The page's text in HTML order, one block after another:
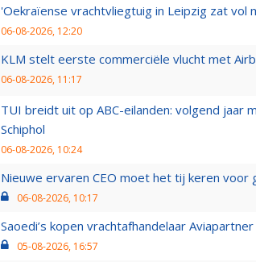
'Oekraïense vrachtvliegtuig in Leipzig zat vol
06-08-2026, 12:20
KLM stelt eerste commerciële vlucht met
06-08-2026, 11:17
TUI breidt uit op ABC-eilanden: volgend jaar
Schiphol
06-08-2026, 10:24
Nieuwe ervaren CEO moet het tij keren voor
06-08-2026, 10:17
Saoedi’s kopen vrachtafhandelaar
05-08-2026, 16:57